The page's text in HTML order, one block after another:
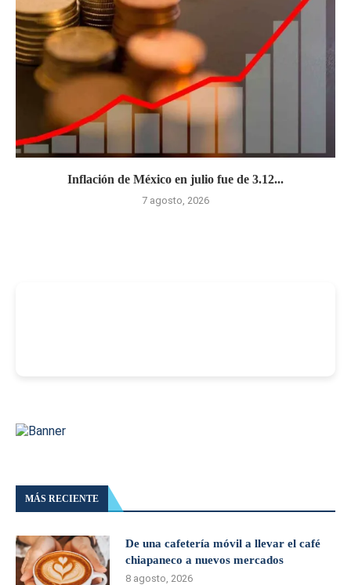
Inflación de México en julio fue de 3.12...
7 agosto, 2026
MÁS RECIENTE
De una cafetería móvil a llevar el café
chiapaneco a nuevos mercados
8 agosto, 2026